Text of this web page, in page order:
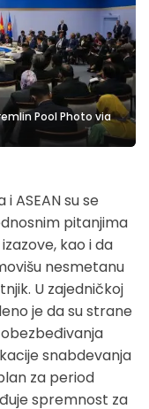
Pool Photo via
ASEAN su se
pitanjima
kao i da
nesmetanu
U zajedničkoj
je da su strane
snabdevanja
za period
spremnost za